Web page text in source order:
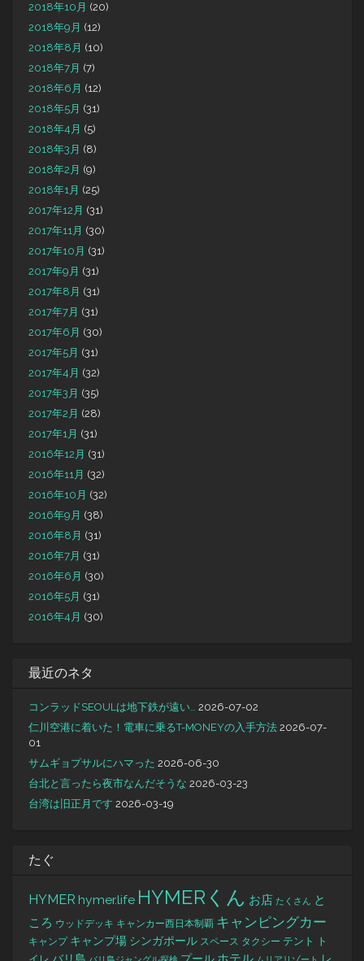
2018年10月 (20)
2018年9月 (12)
2018年8月 (10)
2018年7月 (7)
2018年6月 (12)
2018年5月 (31)
2018年4月 (5)
2018年3月 (8)
2018年2月 (9)
2018年1月 (25)
2017年12月 (31)
2017年11月 (30)
2017年10月 (31)
2017年9月 (31)
2017年8月 (31)
2017年7月 (31)
2017年6月 (30)
2017年5月 (31)
2017年4月 (32)
2017年3月 (35)
2017年2月 (28)
2017年1月 (31)
2016年12月 (31)
2016年11月 (32)
2016年10月 (32)
2016年9月 (38)
2016年8月 (31)
2016年7月 (31)
2016年6月 (30)
2016年5月 (31)
2016年4月 (30)
最近のネタ
コンラッドSEOULは地下鉄が遠い… 2026-07-02
仁川空港に着いた！電車に乗るT-MONEYの入手方法 2026-07-
01
サムギョプサルにハマった 2026-06-30
台北と言ったら夜市なんだそうな 2026-03-23
台湾は旧正月です 2026-03-19
たぐ
HYMER hymer.life HYMERくん お店 たくさん と
ころ ウッドデッキ キャンカー西日本制覇 キャンピングカー
キャンプ キャンプ場 シンガポール スペース タクシー テント
ト